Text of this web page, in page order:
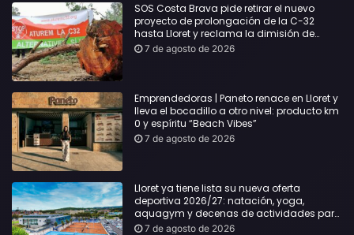
SOS Costa Brava pide retirar el nuevo
proyecto de prolongación de la C-32
hasta Lloret y reclama la dimisión de
Sílvia Paneque
7 de agosto de 2026
Emprendedoras | Paneto renace en Lloret y
lleva el bocadillo a otro nivel: producto km
0 y espíritu “Beach Vibes”
7 de agosto de 2026
Lloret ya tiene lista su nueva oferta
deportiva 2026/27: natación, yoga,
aquagym y decenas de actividades para
todas las edades
7 de agosto de 2026